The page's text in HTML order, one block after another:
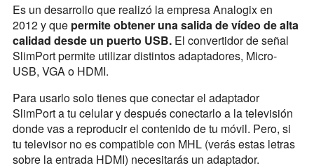
Es un desarrollo que realizó la empresa Analogix en
2012 y que permite obtener una salida de vídeo de alta
calidad desde un puerto USB.El convertidor de señal
SlimPort permite utilizar distintos adaptadores, Micro-
USB, VGA o HDMI.
Para usarlo solo tienes que conectar el adaptador
SlimPort a tu celular y después conectarlo a la televisión
donde vas a reproducir el contenido de tu móvil. Pero, si
tu televisor no es compatible con MHL (verás estas letras
sobre la entrada HDMI) necesitarás un adaptador.